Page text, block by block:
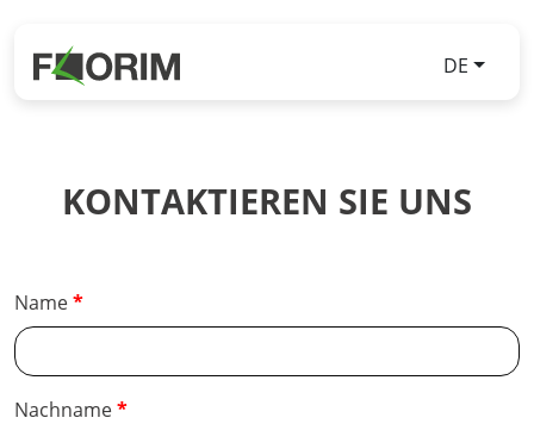
DE
KONTAKTIEREN SIE UNS
Name
Nachname